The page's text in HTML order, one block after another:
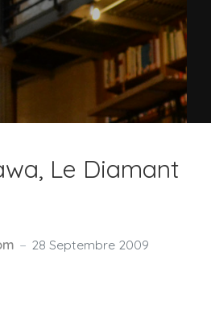
Le Diamant
28 Septembre 2009